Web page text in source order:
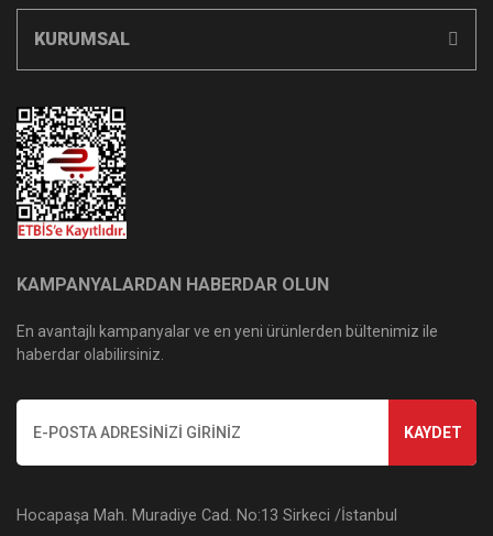
KURUMSAL
KAMPANYALARDAN HABERDAR OLUN
En avantajlı kampanyalar ve en yeni ürünlerden bültenimiz ile
haberdar olabilirsiniz.
KAYDET
Hocapaşa Mah. Muradiye Cad. No:13 Sirkeci /İstanbul